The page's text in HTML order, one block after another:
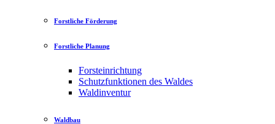
Forstliche Förderung
Forstliche Planung
Forsteinrichtung
Schutzfunktionen des Waldes
Waldinventur
Waldbau